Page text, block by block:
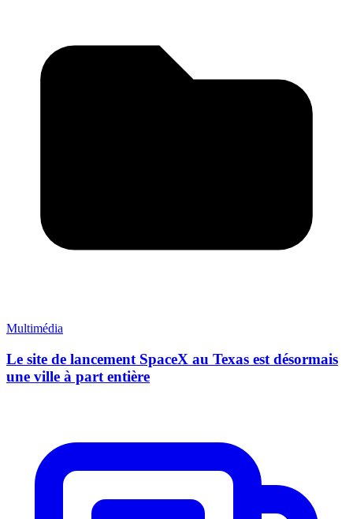
Multimédia
Le site de lancement SpaceX au Texas est désormais
une ville à part entière